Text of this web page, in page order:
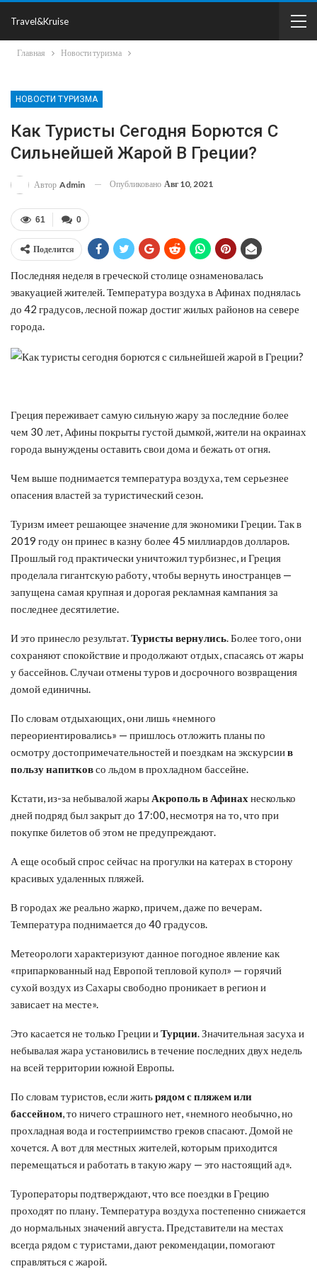
Travel&Kruise
Главная Новости туризма
НОВОСТИ ТУРИЗМА
Как Туристы Сегодня Борются С
Сильнейшей Жарой В Греции?
Автор Admin Опубликовано Авг 10, 2021
0
61
Поделится
Последняя неделя в греческой столице ознаменовалась
эвакуацией жителей. Температура воздуха в Афинах поднялась
до 42 градусов, лесной пожар достиг жилых районов на севере
города.
Греция переживает самую сильную жару за последние более
чем 30 лет, Афины покрыты густой дымкой, жители на окраинах
города вынуждены оставить свои дома и бежать от огня.
Чем выше поднимается температура воздуха, тем серьезнее
опасения властей за туристический сезон.
Туризм имеет решающее значение для экономики Греции. Так в
2019 году он принес в казну более 45 миллиардов долларов.
Прошлый год практически уничтожил турбизнес, и Греция
проделала гигантскую работу, чтобы вернуть иностранцев —
запущена самая крупная и дорогая рекламная кампания за
последнее десятилетие.
И это принесло результат.Туристы вернулись. Более того, они
сохраняют спокойствие и продолжают отдых, спасаясь от жары
у бассейнов. Случаи отмены туров и досрочного возвращения
домой единичны.
По словам отдыхающих, они лишь «немного
переориентировались» — пришлось отложить планы по
осмотру достопримечательностей и поездкам на экскурсиив
пользу напитковсо льдом в прохладном бассейне.
Кстати, из-за небывалой жары Акрополь в Афинах несколько
дней подряд был закрыт до 17:00, несмотря на то, что при
покупке билетов об этом не предупреждают.
А еще особый спрос сейчас на прогулки на катерах в сторону
красивых удаленных пляжей.
В городах же реально жарко, причем, даже по вечерам.
Температура поднимается до 40 градусов.
Метеорологи характеризуют данное погодное явление как
«припаркованный над Европой тепловой купол» — горячий
сухой воздух из Сахары свободно проникает в регион и
зависает на месте».
Это касается не только Греции иТурции. Значительная засуха и
небывалая жара установились в течение последних двух недель
на всей территории южной Европы.
По словам туристов, если житьрядом с пляжем или
бассейном, то ничего страшного нет, «немного необычно, но
прохладная вода и гостеприимство греков спасают. Домой не
хочется. А вот для местных жителей, которым приходится
перемещаться и работать в такую жару — это настоящий ад».
Туроператоры подтверждают, что все поездки в Грецию
проходят по плану. Температура воздуха постепенно снижается
до нормальных значений августа. Представители на местах
всегда рядом с туристами, дают рекомендации, помогают
справляться с жарой.